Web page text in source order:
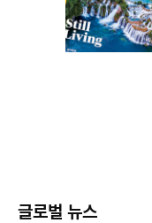
글로벌 뉴스